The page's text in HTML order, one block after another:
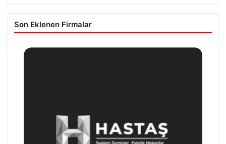
Son Eklenen Firmalar